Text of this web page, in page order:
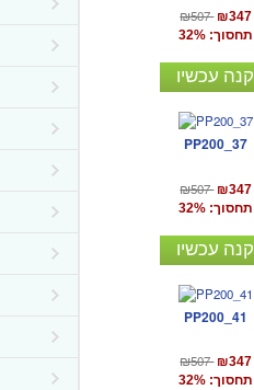
₪507 ₪347
תחסוך: 32%
קנה עכשיו
PP200_37
₪507 ₪347
תחסוך: 32%
קנה עכשיו
PP200_41
₪507 ₪347
תחסוך: 32%